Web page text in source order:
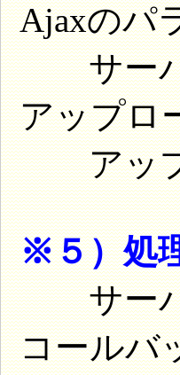
Ajaxのパ
サーバ
アップロ
アップ
※５）処
サーバ
コールバ